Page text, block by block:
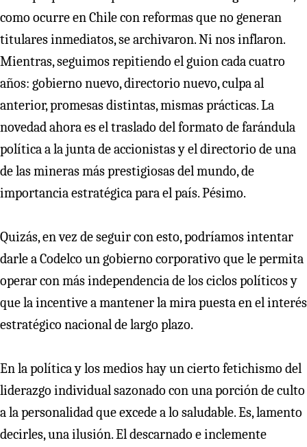
como ocurre en Chile con reformas que no generan
titulares inmediatos, se archivaron. Ni nos inflaron.
Mientras, seguimos repitiendo el guion cada cuatro
años: gobierno nuevo, directorio nuevo, culpa al
anterior, promesas distintas, mismas prácticas. La
novedad ahora es el traslado del formato de farándula
política a la junta de accionistas y el directorio de una
de las mineras más prestigiosas del mundo, de
importancia estratégica para el país. Pésimo.
Quizás, en vez de seguir con esto, podríamos intentar
darle a Codelco un gobierno corporativo que le permita
operar con más independencia de los ciclos políticos y
que la incentive a mantener la mira puesta en el interés
estratégico nacional de largo plazo.
En la política y los medios hay un cierto fetichismo del
liderazgo individual sazonado con una porción de culto
a la personalidad que excede a lo saludable. Es, lamento
decirles, una ilusión. El descarnado e inclemente